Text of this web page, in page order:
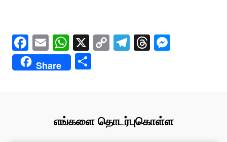
Facebook
EmailWhatsApp
X Copy
Link
Telegram
Threads
Share
எங்களை தொடர்புகொள்ள